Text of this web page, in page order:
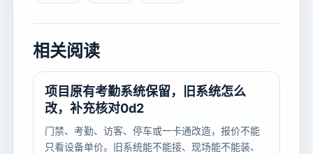
相关阅读
项目原有考勤系统保留，旧系统怎么
改，补充核对0d2
门禁、考勤、访客、停车或一卡通改造，报价不能
只看设备单价。旧系统能不能接、现场能不能装、